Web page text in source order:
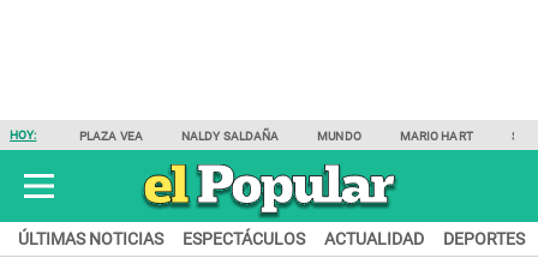
HOY: PLAZA VEA NALDY SALDAÑA MUNDO MARIO HART
ÚLTIMAS NOTICIAS ESPECTÁCULOS ACTUALIDAD DEPORTES